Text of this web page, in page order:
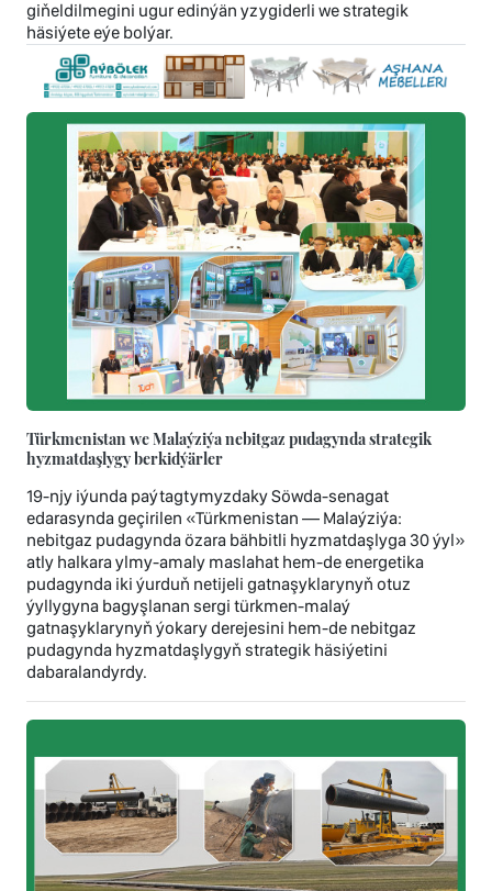
giňeldilmegini ugur edinýän yzygiderli we strategik
häsiýete eýe bolýar.
Türkmenistan we Malaýziýa nebitgaz pudagynda strategik
hyzmatdaşlygy berkidýärler
19-njy iýunda paýtagtymyzdaky Söwda-senagat
edarasynda geçirilen «Türkmenistan — Malaýziýa:
nebitgaz pudagynda özara bähbitli hyzmatdaşlyga 30 ýyl»
atly halkara ylmy-amaly maslahat hem-de energetika
pudagynda iki ýurduň netijeli gatnaşyklarynyň otuz
ýyllygyna bagyşlanan sergi türkmen-malaý
gatnaşyklarynyň ýokary derejesini hem-de nebitgaz
pudagynda hyzmatdaşlygyň strategik häsiýetini
dabaralandyrdy.